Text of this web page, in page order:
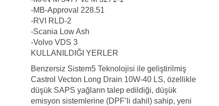
-MB-Approval 228.51
-RVI RLD-2
-Scania Low Ash
-Volvo VDS 3
KULLANILDIĞI YERLER
Benzersiz Sistem5 Teknolojisi ile geliştirilmiş
Castrol Vecton Long Drain 10W-40 LS, özellikle
düşük SAPS yağların talep edildiği, düşük
emisyon sistemlerine (DPF’li dahil) sahip, yeni